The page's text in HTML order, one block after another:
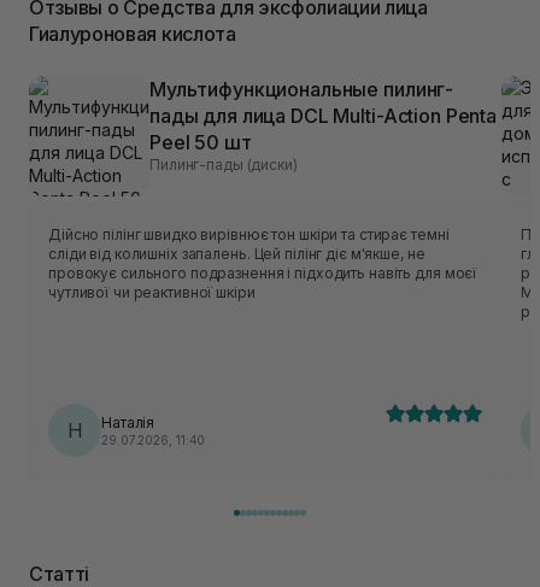
Отзывы о Средства для эксфолиации лица
Гиалуроновая кислота
Мультифункциональные пилинг-
пады для лица DCL Multi-Action Penta
Peel 50 шт
Пилинг-пады (диски)
Дійсно пілінг швидко вирівнює тон шкіри та стирає темні
сліди від колишніх запалень. Цей пілінг діє м'якше, не
провокує сильного подразнення і підходить навіть для моєї
чутливої чи реактивної шкіри
Н Наталія
29.07.2026, 11:40
Статті